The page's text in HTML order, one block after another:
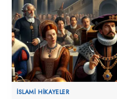
İSLAMI HIKAYELER